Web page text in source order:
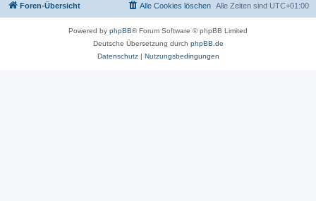
Foren-Übersicht Alle Zeiten sind UTC+01:00
Alle Cookies löschen
Powered by phpBB® Forum Software © phpBB Limited
Deutsche Übersetzung durch phpBB.de
Datenschutz| Nutzungsbedingungen